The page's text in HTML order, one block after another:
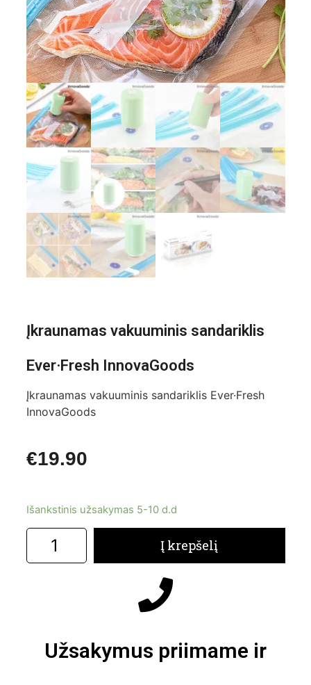
Įkraunamas vakuuminis sandariklis
Ever·Fresh InnovaGoods
Įkraunamas vakuuminis sandariklis Ever·Fresh
InnovaGoods
€19.90
Išankstinis užsakymas 5-10 d.d
Į krepšelį
Užsakymus priimame ir